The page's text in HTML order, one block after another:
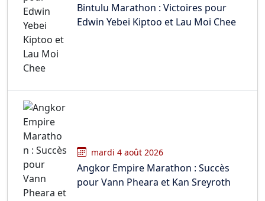
Bintulu Marathon : Victoires pour
Edwin Yebei Kiptoo et Lau Moi Chee
mardi 4 août 2026
Angkor Empire Marathon : Succès
pour Vann Pheara et Kan Sreyroth